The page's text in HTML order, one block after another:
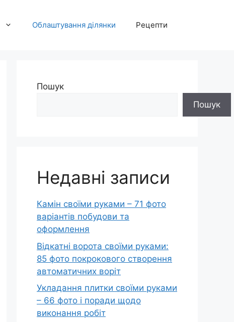
Облаштування ділянки Рецепти
Пошук
Пошук
Недавні записи
Камін своїми руками – 71 фото
варіантів побудови та
оформлення
Відкатні ворота своїми руками:
85 фото покрокового створення
автоматичних воріт
Укладання плитки своїми руками
– 66 фото і поради щодо
виконання робіт